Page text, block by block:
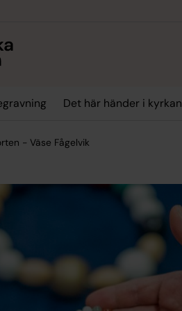
Det här händer i kyrkan
- Väse Fågelvik